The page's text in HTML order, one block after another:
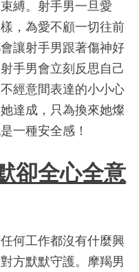
縛。射手男一旦愛
，為愛不顧一切往前
讓射手男跟著傷神好
手男會立刻反思自己
經意間表達的小小心
達成，只為換來她燦
一種安全感！
卻全心全意
何工作都沒有什麼興
方默默守護。摩羯男